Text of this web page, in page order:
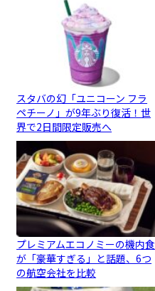
スタバの幻「ユニコーン フラ
ペチーノ」が9年ぶり復活！世
界で2日間限定販売へ
プレミアムエコノミーの機内食
が「豪華すぎる」と話題、6つ
の航空会社を比較